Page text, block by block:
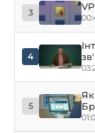
3
4
5
Як